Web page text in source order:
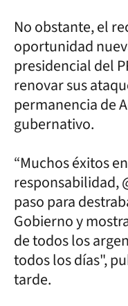
No obstante, el
oportunidad
presidencial del
renovar sus
permanencia de
gubernativo.
“Muchos éxitos
responsabilidad,
paso para
Gobierno y
de todos los
todos los días",
tarde.